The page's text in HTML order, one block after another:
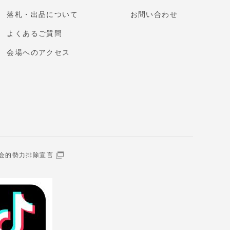
落札・出品について
よくあるご質問
会場へのアクセス
お問い合わせ
的勢力排除宣言